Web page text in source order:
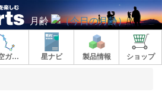
月齢
星空ガイド 星ナビ 製品情報 ショップ